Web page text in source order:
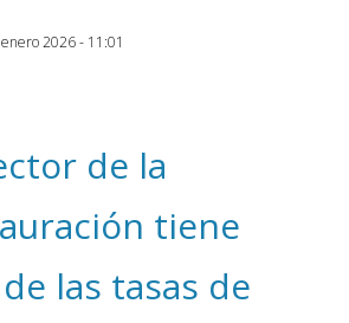
2026 - 11:01
de la
tiene
las tasas de